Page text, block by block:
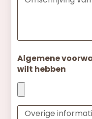
Algemene
wilt hebben